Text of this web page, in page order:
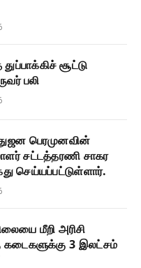
சூட்டு
பலி
பெரமுனவின்
சட்டத்தரணி சாகர
செய்யப்பட்டுள்ளார்.
மீறி அரிசி
கடைகளுக்கு 3 இலட்சம்